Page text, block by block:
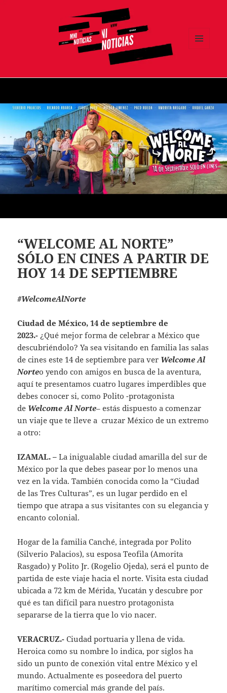
“WELCOME AL NORTE”
SÓLO EN CINES A PARTIR DE
HOY 14 DE SEPTIEMBRE
#WelcomeAlNorte
Ciudad de México, 14 de septiembre de
2023.- ¿Qué mejor forma de celebrar a México que
descubriéndolo? Ya sea visitando en familia las salas
de cines este 14 de septiembre para ver Welcome Al
Norteo yendo con amigos en busca de la aventura,
aquí te presentamos cuatro lugares imperdibles que
debes conocer si, como Polito -protagonista
de Welcome Al Norte– estás dispuesto a comenzar
un viaje que te lleve a cruzar México de un extremo
a otro:
IZAMAL. – La inigualable ciudad amarilla del sur de
México por la que debes pasear por lo menos una
vez en la vida. También conocida como la “Ciudad
de las Tres Culturas”, es un lugar perdido en el
tiempo que atrapa a sus visitantes con su elegancia y
encanto colonial.
Hogar de la familia Canché, integrada por Polito
(Silverio Palacios), su esposa Teofila (Amorita
Rasgado) y Polito Jr. (Rogelio Ojeda), será el punto de
partida de este viaje hacia el norte. Visita esta ciudad
ubicada a 72 km de Mérida, Yucatán y descubre por
qué es tan difícil para nuestro protagonista
separarse de la tierra que lo vio nacer.
VERACRUZ.- Ciudad portuaria y llena de vida.
Heroica como su nombre lo indica, por siglos ha
sido un punto de conexión vital entre México y el
mundo. Actualmente es poseedora del puerto
marítimo comercial más grande del país.